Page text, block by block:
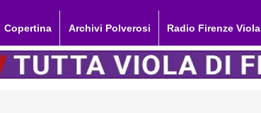
Copertina Archivi Polverosi Radio Firenze Viola